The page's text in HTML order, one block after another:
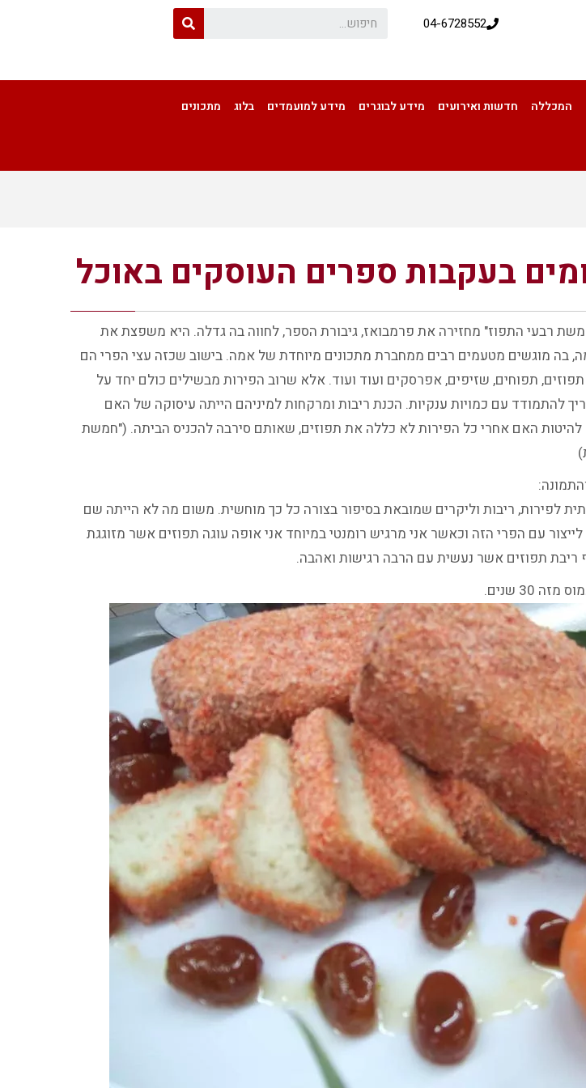
04-6728552
המכללה חדשות ואירועים מידע לבוגרים מידע למועמדים בלוג מתכונים
ספרים העוסקים באוכל
בעקבות ספרים העוסקים באוכל
רבעי התפוז" מחזירה את פרמבואז, גיבורת הספר, לחווה בה גדלה. היא משפצת את
בה מוגשים מטעמים רבים ממחברת מתכונים מיוחדת של אמה. בישוב שכזה עצי הפרי הם
תפוזים, תפוחים, שזיפים, אפרסקים ועוד ועוד. אלא שרוב הפירות מבשילים כולם יחד על
להתמודד עם כמויות ענקיות. הכנת ריבות ומרקחות למיניהם הייתה עיסוקה של האם
להיטות האם אחרי כל הפירות לא כללה את תפוזים, שאותם סירבה להכניס הביתה. ("חמשת
לפירות, ריבות וליקרים שמובאת בסיפור בצורה כל כך מוחשית. משום מה לא הייתה שם
עם הפרי הזה וכאשר אני מרגיש רומנטי במיוחד אני אופה עוגה תפוזים אשר מזוגגת
ריבת תפוזים אשר נעשית עם הרבה רגישות ואהבה.
30 שנים.